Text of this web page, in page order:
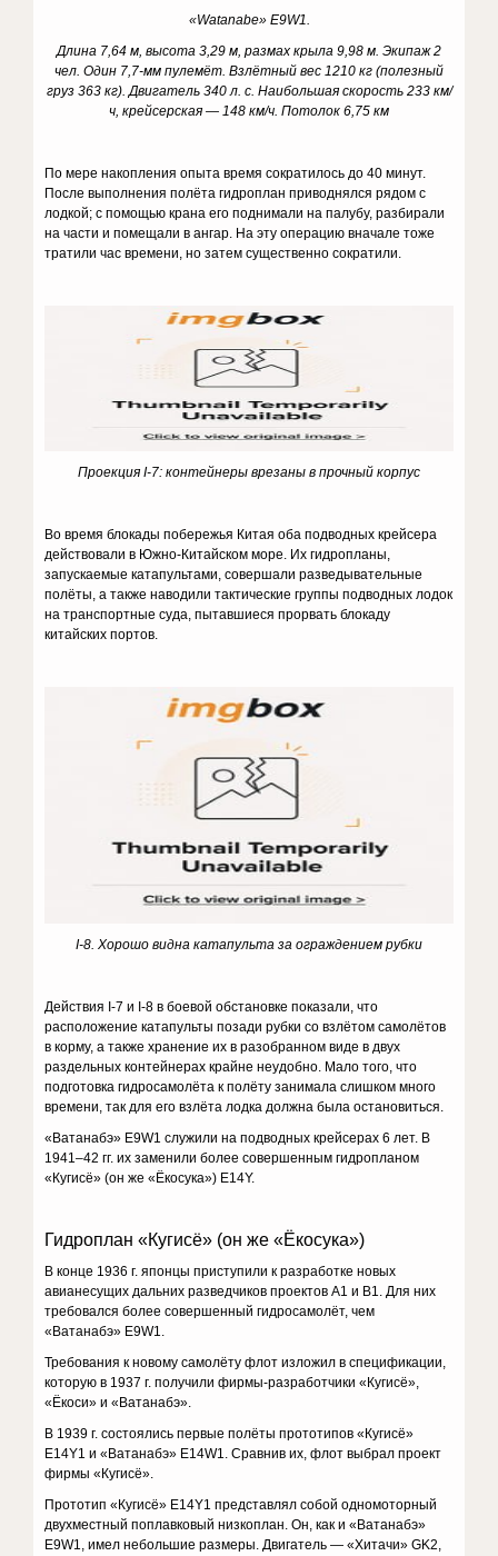
«Watanabe» E9W1.
Длина 7,64 м, высота 3,29 м, размах крыла 9,98 м. Экипаж 2
чел. Один 7,7-мм пулемёт. Взлётный вес 1210 кг (полезный
груз 363 кг). Двигатель 340 л. с. Наибольшая скорость 233 км/
ч, крейсерская — 148 км/ч. Потолок 6,75 км
По мере накопления опыта время сократилось до 40 минут.
После выполнения полёта гидроплан приводнялся рядом с
лодкой; с помощью крана его поднимали на палубу, разбирали
на части и помещали в ангар. На эту операцию вначале тоже
тратили час времени, но затем существенно сократили.
Проекция I-7: контейнеры врезаны в прочный корпус
Во время блокады побережья Китая оба подводных крейсера
действовали в Южно-Китайском море. Их гидропланы,
запускаемые катапультами, совершали разведывательные
полёты, а также наводили тактические группы подводных лодок
на транспортные суда, пытавшиеся прорвать блокаду
китайских портов.
I-8. Хорошо видна катапульта за ограждением рубки
Действия I-7 и I-8 в боевой обстановке показали, что
расположение катапульты позади рубки со взлётом самолётов
в корму, а также хранение их в разобранном виде в двух
раздельных контейнерах крайне неудобно. Мало того, что
подготовка гидросамолёта к полёту занимала слишком много
времени, так для его взлёта лодка должна была остановиться.
«Ватанабэ» E9W1 служили на подводных крейсерах 6 лет. В
1941–42 гг. их заменили более совершенным гидропланом
«Кугисё» (он же «Ёкосука») E14Y.
Гидроплан «Кугисё» (он же «Ёкосука»)
В конце 1936 г. японцы приступили к разработке новых
авианесущих дальних разведчиков проектов А1 и В1. Для них
требовался более совершенный гидросамолёт, чем
«Ватанабэ» E9W1.
Требования к новому самолёту флот изложил в спецификации,
которую в 1937 г. получили фирмы-разработчики «Кугисё»,
«Ёкоси» и «Ватанабэ».
В 1939 г. состоялись первые полёты прототипов «Кугисё»
E14Y1 и «Ватанабэ» E14W1. Сравнив их, флот выбрал проект
фирмы «Кугисё».
Прототип «Кугисё» E14Y1 представлял собой одномоторный
двухместный поплавковый низкоплан. Он, как и «Ватанабэ»
E9W1, имел небольшие размеры. Двигатель — «Хитачи» GK2,